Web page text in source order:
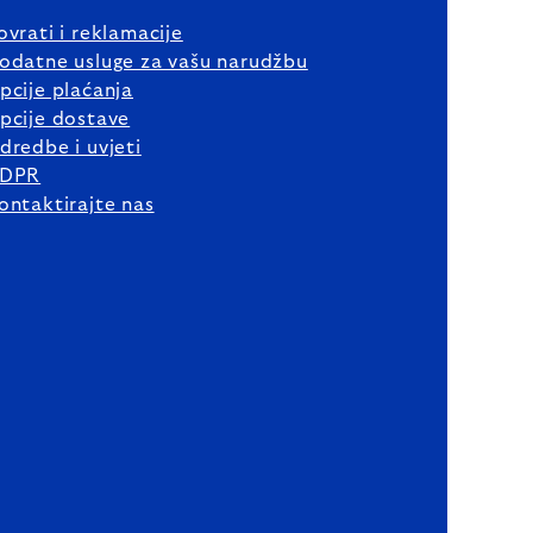
i reklamacije
usluge za vašu narudžbu
plaćanja
dostave
i uvjeti
nas